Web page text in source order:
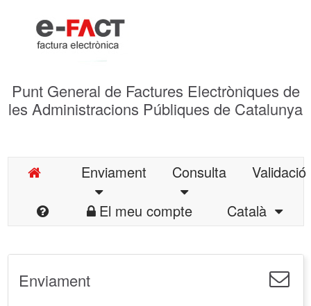
Punt General de Factures Electròniques de
les Administracions Públiques de Catalunya
Enviament Consulta
Validació
El meu compte
Català
Enviament